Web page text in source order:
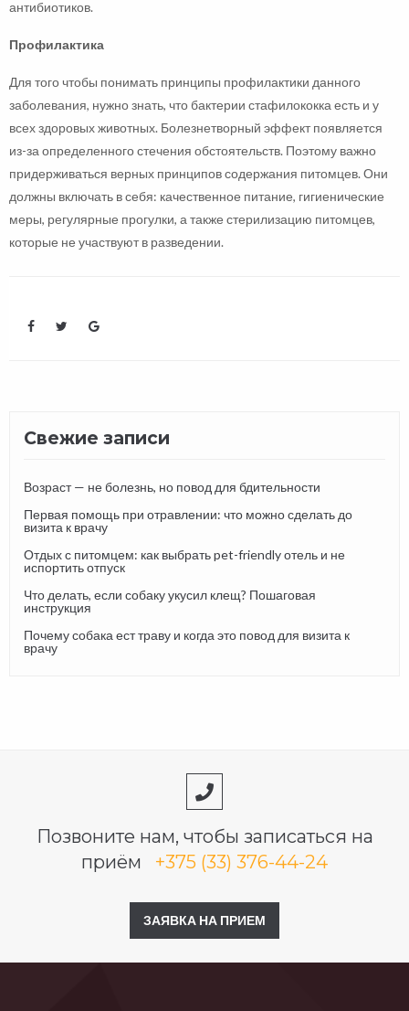
антибиотиков.
Профилактика
Для того чтобы понимать принципы профилактики данного
заболевания, нужно знать, что бактерии стафилококка есть и у
всех здоровых животных. Болезнетворный эффект появляется
из-за определенного стечения обстоятельств. Поэтому важно
придерживаться верных принципов содержания питомцев. Они
должны включать в себя: качественное питание, гигиенические
меры, регулярные прогулки, а также стерилизацию питомцев,
которые не участвуют в разведении.
Свежие записи
Возраст — не болезнь, но повод для бдительности
Первая помощь при отравлении: что можно сделать до
визита к врачу
Отдых с питомцем: как выбрать pet-friendly отель и не
испортить отпуск
Что делать, если собаку укусил клещ? Пошаговая
инструкция
Почему собака ест траву и когда это повод для визита к
врачу
Позвоните нам, чтобы записаться на
приём
+375 (33) 376-44-24
ЗАЯВКА НА ПРИЕМ